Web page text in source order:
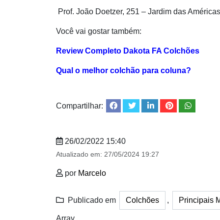
Prof. João Doetzer, 251 – Jardim das Américas
Você vai gostar também:
Review Completo Dakota FA Colchões
Qual o melhor colchão para coluna?
Compartilhar:
26/02/2022 15:40
Atualizado em: 27/05/2024 19:27
por Marcelo
Publicado em Colchões , Principais
Array